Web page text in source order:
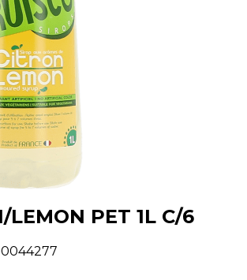
LEMON PET 1L C/6